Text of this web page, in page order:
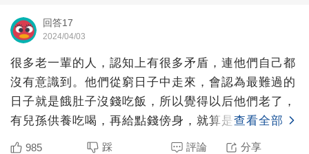
回答17
2024/04/03
很多老一輩的人，認知上有很多矛盾，連他們自己都
沒有意識到。他們從窮日子中走來，會認為最難過的
日子就是餓肚子沒錢吃飯，所以覺得以后他們老了，
有兒孫供養吃喝，再給點錢傍身，就算是養老了。而
且還覺得，自己吃
查看全部
985 踩 評論 分享